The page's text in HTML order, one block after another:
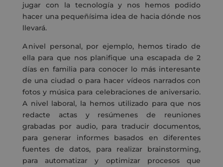
jugar con la tecnología y nos hemos podido
hacer una pequeñísima idea de hacia dónde nos
llevará.
A nivel personal, por ejemplo, hemos tirado de
ella para que nos planifique una escapada de 2
días en familia para conocer lo más interesante
de una ciudad o para hacer vídeos narrados con
fotos y música para celebraciones de aniversario.
A nivel laboral, la hemos utilizado para que nos
redacte actas y resúmenes de reuniones
grabadas por audio, para traducir documentos,
para generar informes basados en diferentes
fuentes de datos, para realizar brainstorming,
para automatizar y optimizar procesos que